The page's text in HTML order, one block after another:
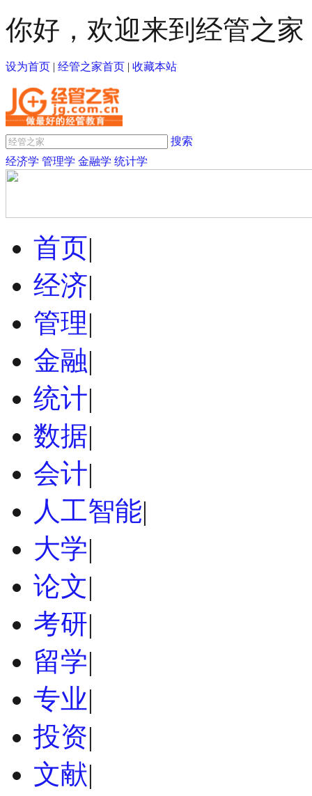
你好，欢迎来到经管之家
设为首页 | 经管之家首页 | 收藏本站
搜索
经济学 管理学 金融学 统计学
首页|
经济|
管理|
金融|
统计|
数据|
会计|
人工智能|
大学|
论文|
考研|
留学|
专业|
投资|
文献|